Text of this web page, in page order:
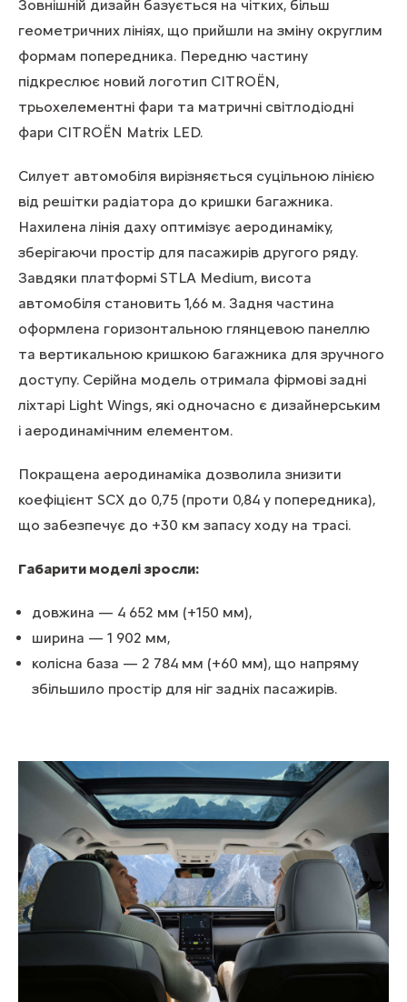
Зовнішній дизайн базується на чітких, більш
геометричних лініях, що прийшли на зміну округлим
формам попередника. Передню частину
підкреслює новий логотип CITROЁN,
трьохелементні фари та матричні світлодіодні
фари CITROЁN Matrix LED.
Силует автомобіля вирізняється суцільною лінією
від решітки радіатора до кришки багажника.
Нахилена лінія даху оптимізує аеродинаміку,
зберігаючи простір для пасажирів другого ряду.
Завдяки платформі STLA Medium, висота
автомобіля становить 1,66 м. Задня частина
оформлена горизонтальною глянцевою панеллю
та вертикальною кришкою багажника для зручного
доступу. Серійна модель отримала фірмові задні
ліхтарі Light Wings, які одночасно є дизайнерським
і аеродинамічним елементом.
Покращена аеродинаміка дозволила знизити
коефіцієнт SCX до 0,75 (проти 0,84 у попередника),
що забезпечує до +30 км запасу ходу на трасі.
Габарити моделі зросли:
довжина — 4 652 мм (+150 мм),
ширина — 1 902 мм,
колісна база — 2 784 мм (+60 мм), що напряму
збільшило простір для ніг задніх пасажирів.